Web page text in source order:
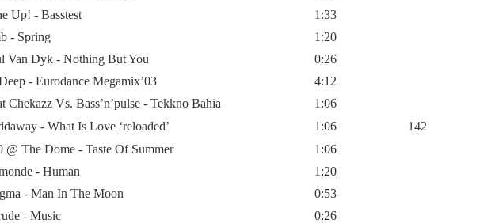
Up! - Basstest
1:33
- Spring
1:20
Van Dyk - Nothing But You
0:26
- Eurodance Megamix’03
4:12
Chekazz Vs. Bass’n’pulse - Tekkno Bahia
1:06
- What Is Love ‘reloaded’
1:06
142
@ The Dome - Taste Of Summer
1:06
- Human
1:20
- Man In The Moon
0:53
- Music
0:26